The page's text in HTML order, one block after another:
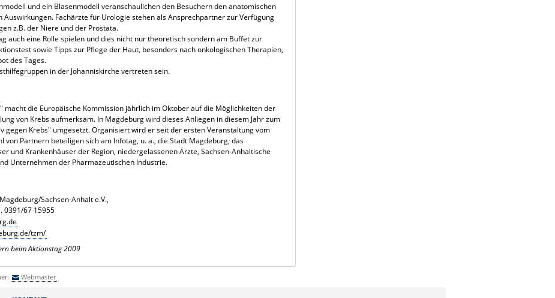
und ein Blasenmodell veranschaulichen den Besuchern den anatomischen
Fachärzte für Urologie stehen als Ansprechpartner zur Verfügung
z.B. der Niere und der Prostata.
auch eine Rolle spielen und dies nicht nur theoretisch sondern am Buffet zur
sowie Tipps zur Pflege der Haut, besonders nach onkologischen Therapien,
des Tages.
in der Johanniskirche vertreten sein.
macht die Europäische Kommission jährlich im Oktober auf die Möglichkeiten der
von Krebs aufmerksam. In Magdeburg wird dieses Anliegen in diesem Jahr zum
gegen Krebs" umgesetzt. Organisiert wird er seit der ersten Veranstaltung vom
von Partnern beteiligen sich am Infotag, u. a., die Stadt Magdeburg, das
und Krankenhäuser der Region, niedergelassenen Ärzte, Sachsen-Anhaltische
Unternehmen der Pharmazeutischen Industrie.
Sachsen-Anhalt e.V.,
0391/67 15955
tzm/
beim Aktionstag 2009
Webmaster